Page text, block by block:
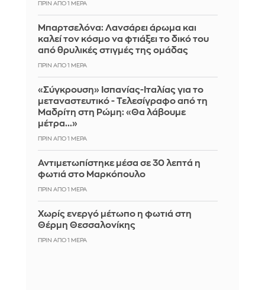
ΠΡΙΝ ΑΠΌ 1 ΜΈΡΑ
Μπαρτσελόνα: Λανσάρει άρωμα και
καλεί τον κόσμο να φτιάξει το δικό του
από θρυλικές στιγμές της ομάδας
ΠΡΙΝ ΑΠΌ 1 ΜΈΡΑ
«Σύγκρουση» Ισπανίας-Ιταλίας για το
μεταναστευτικό - Τελεσίγραφο από τη
Μαδρίτη στη Ρώμη: «Θα λάβουμε
μέτρα...»
ΠΡΙΝ ΑΠΌ 1 ΜΈΡΑ
Αντιμετωπίστηκε μέσα σε 30 λεπτά η
φωτιά στο Μαρκόπουλο
ΠΡΙΝ ΑΠΌ 1 ΜΈΡΑ
Χωρίς ενεργό μέτωπο η φωτιά στη
Θέρμη Θεσσαλονίκης
ΠΡΙΝ ΑΠΌ 1 ΜΈΡΑ